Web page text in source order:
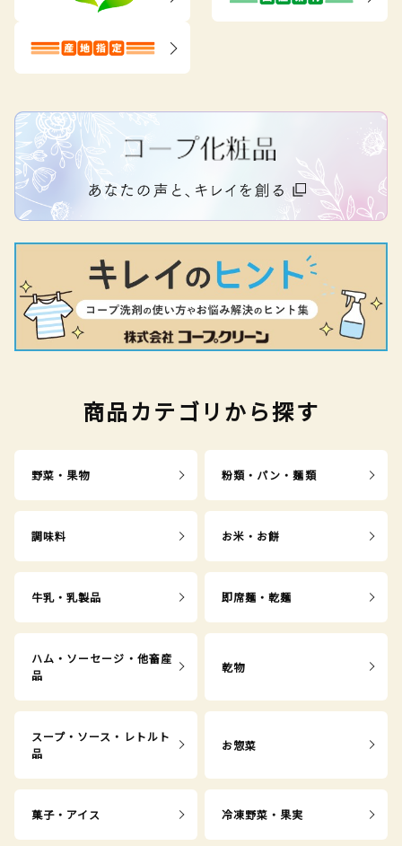
商品カテゴリから探す
野菜・果物 粉類・パン・麺類
調味料 お米・お餅
牛乳・乳製品 即席麺・乾麺
ハム・ソーセージ・他畜産
品
乾物
スープ・ソース・レトルト
品
お惣菜
菓子・アイス 冷凍野菜・果実